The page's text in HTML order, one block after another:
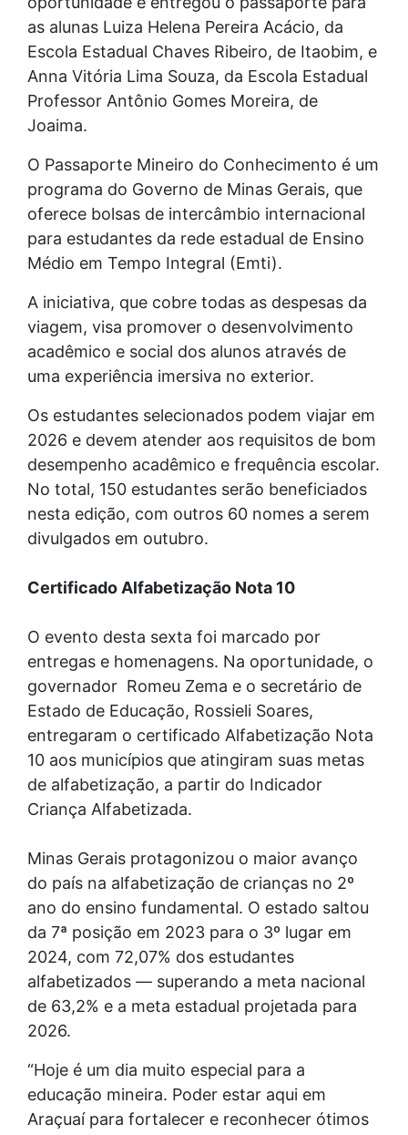
as alunas Luiza Helena Pereira Acácio, da
Escola Estadual Chaves Ribeiro, de Itaobim, e
Anna Vitória Lima Souza, da Escola Estadual
Professor Antônio Gomes Moreira, de
Joaima.
O Passaporte Mineiro do Conhecimento é um
programa do Governo de Minas Gerais, que
oferece bolsas de intercâmbio internacional
para estudantes da rede estadual de Ensino
Médio em Tempo Integral (Emti).
A iniciativa, que cobre todas as despesas da
viagem, visa promover o desenvolvimento
acadêmico e social dos alunos através de
uma experiência imersiva no exterior.
Os estudantes selecionados podem viajar em
2026 e devem atender aos requisitos de bom
desempenho acadêmico e frequência escolar.
No total, 150 estudantes serão beneficiados
nesta edição, com outros 60 nomes a serem
divulgados em outubro.
Certificado Alfabetização Nota 10
O evento desta sexta foi marcado por
entregas e homenagens. Na oportunidade, o
governador Romeu Zema e o secretário de
Estado de Educação, Rossieli Soares,
entregaram o certificado Alfabetização Nota
10 aos municípios que atingiram suas metas
de alfabetização, a partir do Indicador
Criança Alfabetizada.
Minas Gerais protagonizou o maior avanço
do país na alfabetização de crianças no 2º
ano do ensino fundamental. O estado saltou
da 7ª posição em 2023 para o 3º lugar em
2024, com 72,07% dos estudantes
alfabetizados — superando a meta nacional
de 63,2% e a meta estadual projetada para
2026.
“Hoje é um dia muito especial para a
educação mineira. Poder estar aqui em
Araçuaí para fortalecer e reconhecer ótimos